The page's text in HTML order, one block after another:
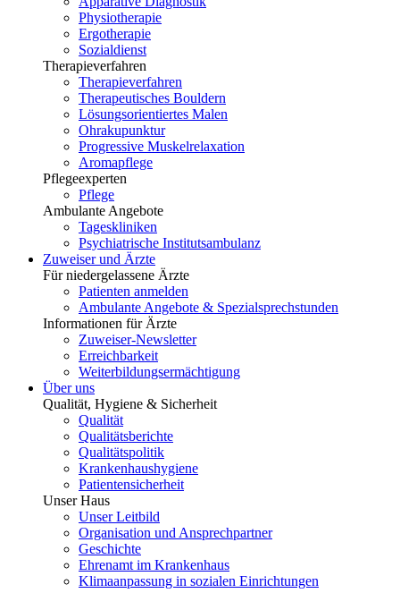
Physiotherapie
Ergotherapie
Sozialdienst
Therapieverfahren
Therapieverfahren
Therapeutisches Bouldern
Lösungsorientiertes Malen
Ohrakupunktur
Progressive Muskelrelaxation
Aromapflege
Pflegeexperten
Pflege
Ambulante Angebote
Tageskliniken
Psychiatrische Institutsambulanz
Zuweiser und Ärzte
Für niedergelassene Ärzte
Patienten anmelden
Ambulante Angebote & Spezialsprechstunden
Informationen für Ärzte
Zuweiser-Newsletter
Erreichbarkeit
Weiterbildungsermächtigung
Über uns
Qualität, Hygiene & Sicherheit
Qualität
Qualitätsberichte
Qualitätspolitik
Krankenhaushygiene
Patientensicherheit
Unser Haus
Unser Leitbild
Organisation und Ansprechpartner
Geschichte
Ehrenamt im Krankenhaus
Klimaanpassung in sozialen Einrichtungen